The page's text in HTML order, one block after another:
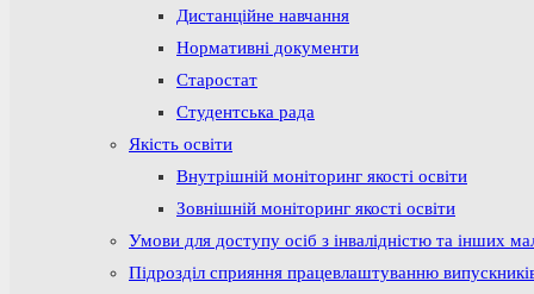
Дистанційне навчання
Нормативні документи
Старостат
Студентська рада
Якість освіти
Внутрішній моніторинг якості освіти
Зовнішній моніторинг якості освіти
Умови для доступу осіб з інвалідністю та інших
Підрозділ сприяння працевлаштуванню